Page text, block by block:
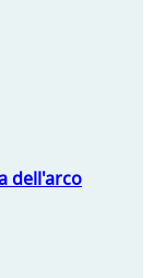
dell'arco